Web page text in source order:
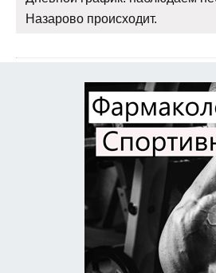
Назарово происходит.